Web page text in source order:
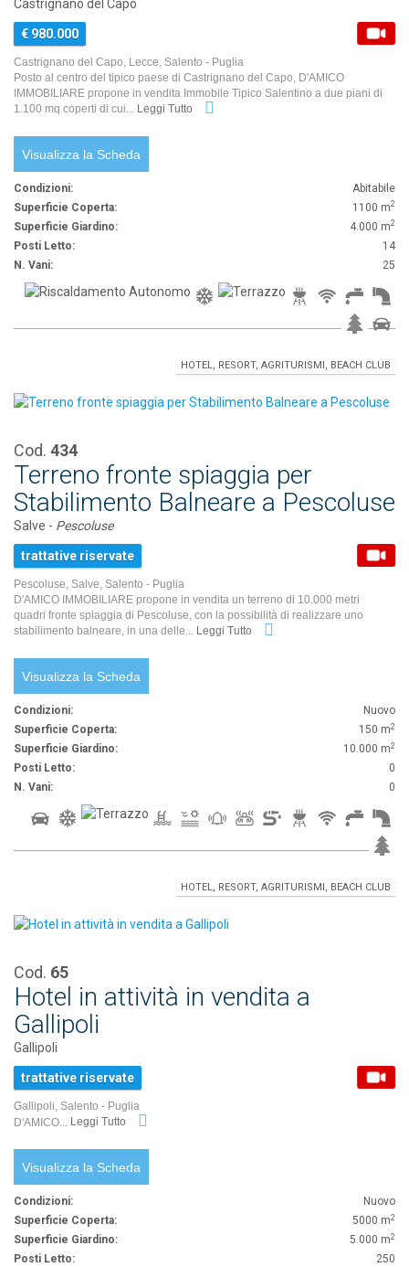
Castrignano del Capo
€ 980.000
Castrignano del Capo, Lecce, Salento - Puglia
Posto al centro del tipico paese di Castrignano del Capo, D'AMICO
IMMOBILIARE propone in vendita Immobile Tipico Salentino a due piani di
1.100 mq coperti di cui... Leggi Tutto
Visualizza la Scheda
Condizioni:
Abitabile
Superficie Coperta:
1100 m2
Superficie Giardino: 4.000 m2
Posti Letto:
14
N. Vani:
25
HOTEL, RESORT, AGRITURISMI, BEACH CLUB
Cod. 434
Terreno fronte spiaggia per
Stabilimento Balneare a Pescoluse
Salve - Pescoluse
trattative riservate
Pescoluse, Salve, Salento - Puglia
D'AMICO IMMOBILIARE propone in vendita un terreno di 10.000 metri
quadri fronte spiaggia di Pescoluse, con la possibilità di realizzare uno
stabilimento balneare, in una delle... Leggi Tutto
Visualizza la Scheda
Condizioni:
Nuovo
Superficie Coperta:
150 m2
Superficie Giardino: 10.000 m2
Posti Letto:
0
N. Vani:
0
HOTEL, RESORT, AGRITURISMI, BEACH CLUB
Cod. 65
Hotel in attività in vendita a
Gallipoli
Gallipoli
trattative riservate
Gallipoli, Salento - Puglia
D'AMICO...
Leggi Tutto
Visualizza la Scheda
Condizioni:
Nuovo
Superficie Coperta:
5000 m2
Superficie Giardino: 5.000 m2
Posti Letto:
250